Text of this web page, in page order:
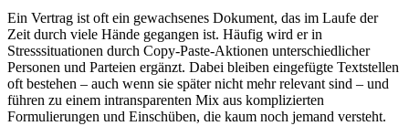
Ein Vertrag ist oft ein gewachsenes Dokument, das im Laufe der
Zeit durch viele Hände gegangen ist. Häufig wird er in
Stresssituationen durch Copy-Paste-Aktionen unterschiedlicher
Personen und Parteien ergänzt. Dabei bleiben eingefügte Textstellen
oft bestehen – auch wenn sie später nicht mehr relevant sind – und
führen zu einem intransparenten Mix aus komplizierten
Formulierungen und Einschüben, die kaum noch jemand versteht.